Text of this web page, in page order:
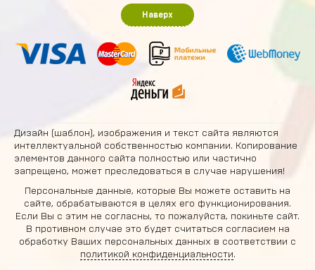
Наверх
Дизайн (шаблон), изображения и текст сайта являются
интеллектуальной собственностью компании. Копирование
элементов данного сайта полностью или частично
запрещено, может преследоваться в случае нарушения!
Персональные данные, которые Вы можете оставить на
сайте, обрабатываются в целях его функционирования.
Если Вы с этим не согласны, то пожалуйста, покиньте сайт.
В противном случае это будет считаться согласием на
обработку Ваших персональных данных в соответствии с
политикой конфиденциальности.